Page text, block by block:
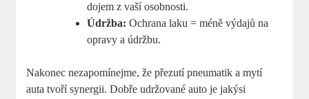
dojem z vaší osobnosti.
Údržba: Ochrana laku = méně výdajů na
opravy a údržbu.
Nakonec nezapomínejme, že přezutí pneumatik a mytí
auta tvoří synergii. Dobře udržované auto je jakýsi